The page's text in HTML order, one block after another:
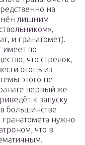
на
лишним
и гранатомёт).
имеет по
что стрелок,
огонь из
этого не
первый же
к запуску
большинстве
гранатомета нужно
что в